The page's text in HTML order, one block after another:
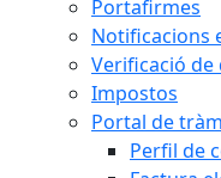
Portafirmes
Notificacions
Verificació
Impostos
Portal de
Perfil de